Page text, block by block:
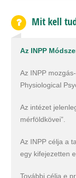
Mit kell
Az INPP
Az INPP
Physiological
Az intézet
mérföldkövei”.
Az INPP célja a
egy kifejezetten
További célja e